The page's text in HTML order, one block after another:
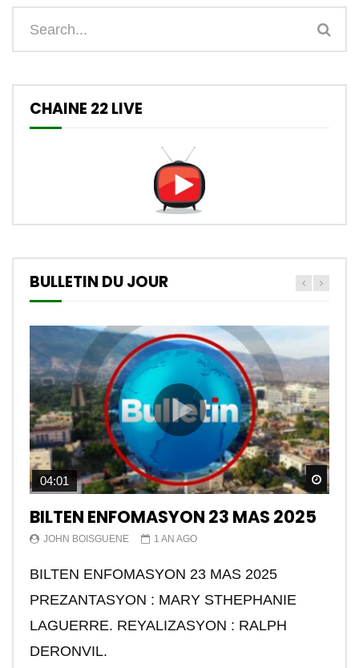
CHAINE 22 LIVE
BULLETIN DU JOUR
04:01
BILTEN ENFOMASYON 23 MAS 2025
JOHN BOISGUENE 1 AN AGO
BILTEN ENFOMASYON 23 MAS 2025
PREZANTASYON : MARY STHEPHANIE
LAGUERRE. REYALIZASYON : RALPH
DERONVIL.